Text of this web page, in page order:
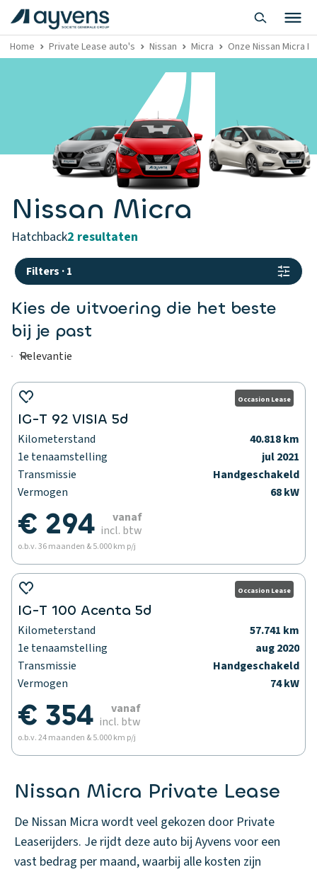
Home Private Lease auto's Nissan Micra Onze Nissan Micra
Nissan Micra
hatchback2 resultaten
Filters ·1
Kies de uitvoering die het beste
bij je past
Occasion Lease
IG-T 92 VISIA 5d
Kilometerstand
40.818 km
1e tenaamstelling
jul 2021
Transmissie
Handgeschakeld
Vermogen
68 kW
€ 294
vanaf
incl. btw
o.b.v. 36 maanden & 5.000 km p/j
Occasion Lease
IG-T 100 Acenta 5d
Kilometerstand
57.741 km
1e tenaamstelling
aug 2020
Transmissie
Handgeschakeld
Vermogen
74 kW
€ 354
vanaf
incl. btw
o.b.v. 24 maanden & 5.000 km p/j
Nissan Micra Private Lease
De Nissan Micra wordt veel gekozen door Private
Leaserijders. Je rijdt deze auto bij Ayvens voor een
vast bedrag per maand, waarbij alle kosten zijn